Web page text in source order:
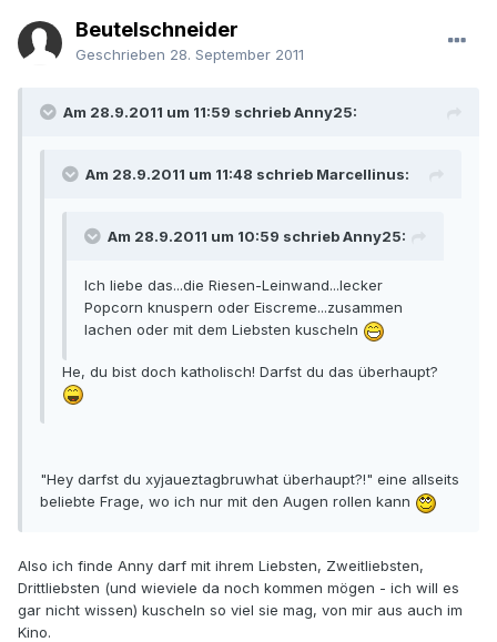
Beutelschneider
Geschrieben 28. September 2011
Am 28.9.2011 um 11:59 schrieb Anny25:
Am 28.9.2011 um 11:48 schrieb Marcellinus:
Am 28.9.2011 um 10:59 schrieb Anny25:
Ich liebe das...die Riesen-Leinwand...lecker
Popcorn knuspern oder Eiscreme...zusammen
lachen oder mit dem Liebsten kuscheln
He, du bist doch katholisch! Darfst du das überhaupt?
"Hey darfst du xyjaueztagbruwhat überhaupt?!" eine allseits
beliebte Frage, wo ich nur mit den Augen rollen kann
Also ich finde Anny darf mit ihrem Liebsten, Zweitliebsten,
Drittliebsten (und wieviele da noch kommen mögen - ich will es
gar nicht wissen) kuscheln so viel sie mag, von mir aus auch im
Kino.